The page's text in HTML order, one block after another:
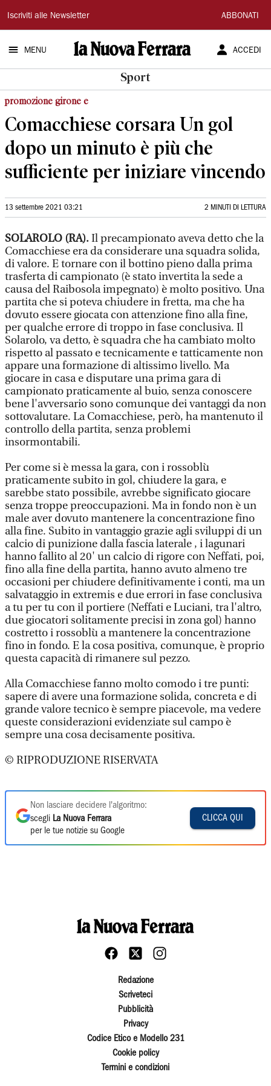
La
Nuova
Ferrara
Iscriviti alle Newsletter ABBONATI
MENU ACCEDI
Sport
promozione girone e
Comacchiese corsara Un gol
dopo un minuto è più che
sufficiente per iniziare vincendo
13 settembre 2021 03:21 2 MINUTI DI LETTURA
SOLAROLO (RA).Il precampionato aveva detto che la
Comacchiese era da considerare una squadra solida,
di valore. E tornare con il bottino pieno dalla prima
trasferta di campionato (è stato invertita la sede a
causa del Raibosola impegnato) è molto positivo. Una
partita che si poteva chiudere in fretta, ma che ha
dovuto essere giocata con attenzione fino alla fine,
per qualche errore di troppo in fase conclusiva. Il
Solarolo, va detto, è squadra che ha cambiato molto
rispetto al passato e tecnicamente e tatticamente non
appare una formazione di altissimo livello. Ma
giocare in casa e disputare una prima gara di
campionato praticamente al buio, senza conoscere
bene l'avversario sono comunque dei vantaggi da non
sottovalutare. La Comacchiese, però, ha mantenuto il
controllo della partita, senza problemi
insormontabili.
Per come si è messa la gara, con i rossoblù
praticamente subito in gol, chiudere la gara, e
sarebbe stato possibile, avrebbe significato giocare
senza troppe preoccupazioni. Ma in fondo non è un
male aver dovuto mantenere la concentrazione fino
alla fine. Subito in vantaggio grazie agli sviluppi di un
calcio di punizione dalla fascia laterale , i lagunari
hanno fallito al 20' un calcio di rigore con Neffati, poi,
fino alla fine della partita, hanno avuto almeno tre
occasioni per chiudere definitivamente i conti, ma un
salvataggio in extremis e due errori in fase conclusiva
a tu per tu con il portiere (Neffati e Luciani, tra l'altro,
due giocatori solitamente precisi in zona gol) hanno
costretto i rossoblù a mantenere la concentrazione
fino in fondo. E la cosa positiva, comunque, è proprio
questa capacità di rimanere sul pezzo.
Alla Comacchiese fanno molto comodo i tre punti:
sapere di avere una formazione solida, concreta e di
grande valore tecnico è sempre piacevole, ma vedere
queste considerazioni evidenziate sul campo è
sempre una cosa decisamente positiva.
© RIPRODUZIONE RISERVATA
Non lasciare decidere l'algoritmo:
scegli La Nuova Ferrara
per le tue notizie su Google
CLICCA QUI
Redazione
Scriveteci
Pubblicità
Privacy
Codice Etico e Modello 231
Cookie policy
Termini e condizioni